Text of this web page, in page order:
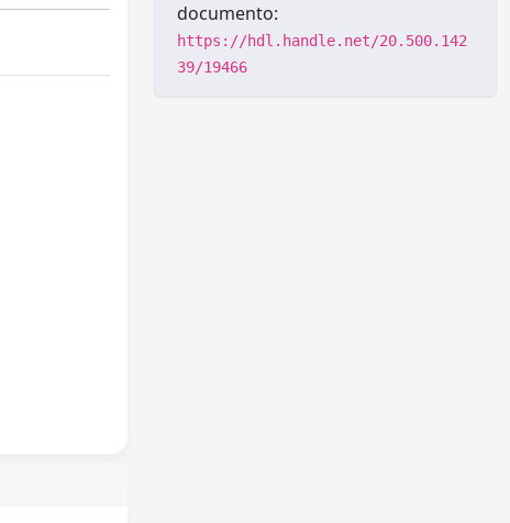
documento:
https://hdl.handle.net/20.500.142
39/19466